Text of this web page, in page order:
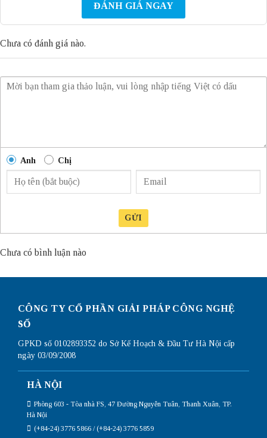
ĐÁNH GIÁ NGAY
Chưa có đánh giá nào.
Anh Chị
GỬI
Chưa có bình luận nào
CÔNG TY CỔ PHẦN GIẢI PHÁP CÔNG NGHỆ
SỐ
GPKD số 0102893352 do Sở Kế Hoạch & Đầu Tư Hà Nội cấp
ngày 03/09/2008
HÀ NỘI
Phòng 603 - Tòa nhà FS, 47 Đường Nguyễn Tuân, Thanh Xuân, TP.
Hà Nội
(+84-24) 3776 5866 / (+84-24) 3776 5859